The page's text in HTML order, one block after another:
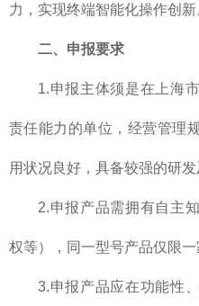
力，实现终端智能化操作创新
二、申报要求
1.申报主体须是在上海
责任能力的单位，经营管理
用状况良好，具备较强的研发
2.申报产品需拥有自主
权等），同一型号产品仅限一
3.申报产品应在功能性